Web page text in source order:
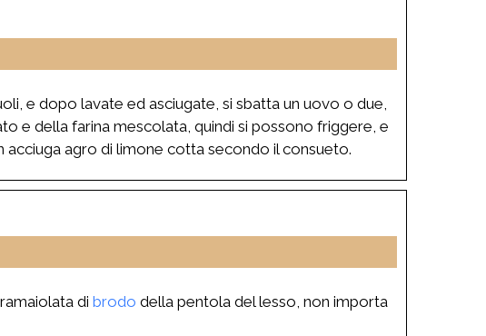
e dopo lavate ed asciugate, si sbatta un uovo o due,
e della farina mescolata, quindi si possono friggere, e
acciuga agro di limone cotta secondo il consueto.
di brodo della pentola del lesso, non importa